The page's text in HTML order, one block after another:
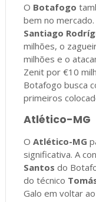
O Botafogo
bem no
Santiago
milhões, o
milhões e o
Zenit por €10
Botafogo busca
primeiros
Atlético-MG
O Atlético-MG
significativa. A
Santos do
do técnico
Galo em voltar